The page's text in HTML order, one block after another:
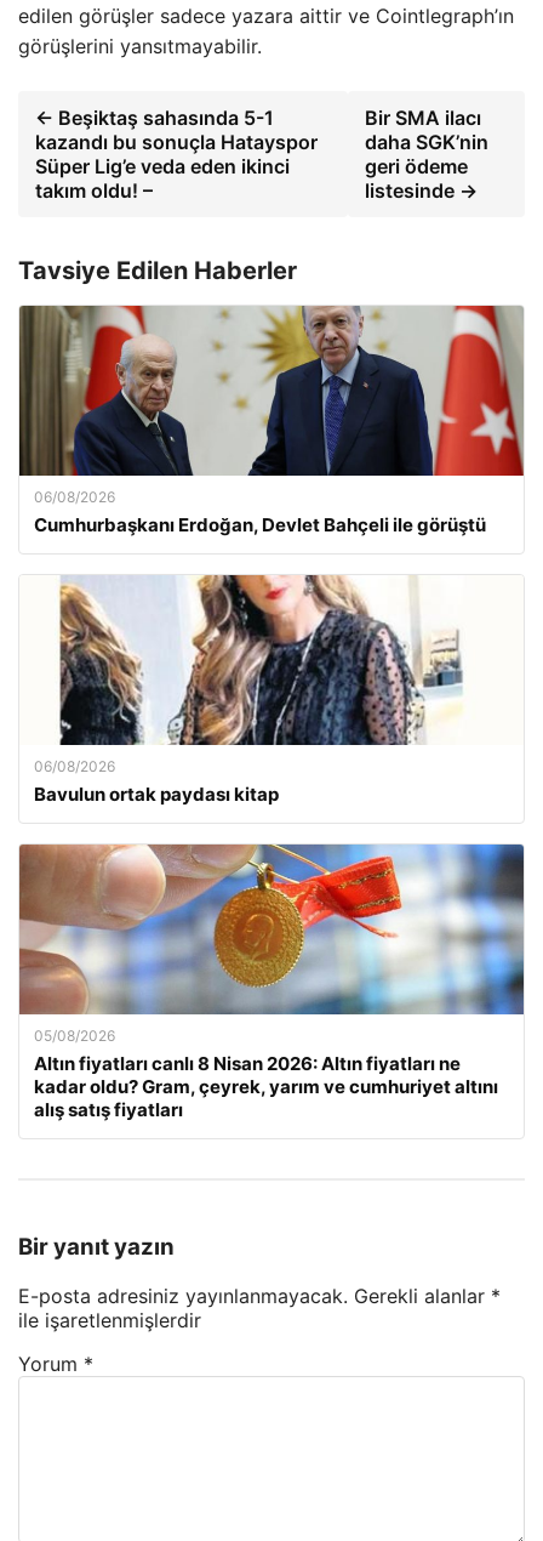
edilen görüşler sadece yazara aittir ve Cointlegraph’ın
görüşlerini yansıtmayabilir.
← Beşiktaş sahasında 5-1
kazandı bu sonuçla Hatayspor
Süper Lig’e veda eden ikinci
takım oldu! –
Bir SMA ilacı
daha SGK’nin
geri ödeme
listesinde →
Tavsiye Edilen Haberler
06/08/2026
Cumhurbaşkanı Erdoğan, Devlet Bahçeli ile görüştü
06/08/2026
Bavulun ortak paydası kitap
05/08/2026
Altın fiyatları canlı 8 Nisan 2026: Altın fiyatları ne
kadar oldu? Gram, çeyrek, yarım ve cumhuriyet altını
alış satış fiyatları
Bir yanıt yazın
E-posta adresiniz yayınlanmayacak. Gerekli alanlar *
ile işaretlenmişlerdir
Yorum *